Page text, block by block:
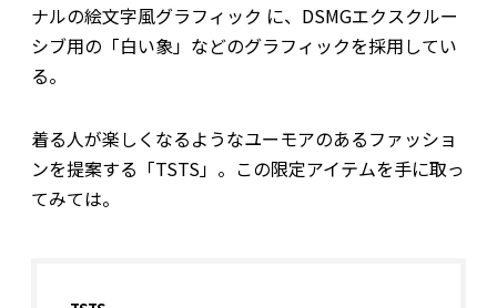
ナルの絵文字風グラフィック に、DSMGエクスクルー
シブ用の「白い象」などのグラフィックを採用してい
る。
着る人が楽しくなるようなユーモアのあるファッショ
ンを提案する「TSTS」。この限定アイテムを手に取っ
てみては。